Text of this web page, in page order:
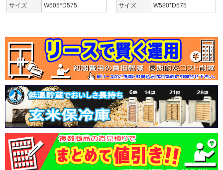
サイズ
W505*D575
サイズ
W580*D575